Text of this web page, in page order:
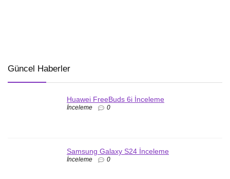
Güncel Haberler
Huawei FreeBuds 6i İnceleme
İnceleme 0
Samsung Galaxy S24 İnceleme
İnceleme 0